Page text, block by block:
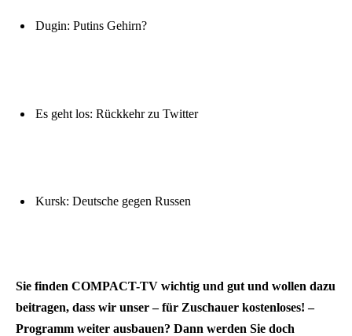
Dugin: Putins Gehirn?
Es geht los: Rückkehr zu Twitter
Kursk: Deutsche gegen Russen
Sie finden COMPACT-TV wichtig und gut und wollen dazu
beitragen, dass wir unser – für Zuschauer kostenloses! –
Programm weiter ausbauen? Dann werden Sie doch